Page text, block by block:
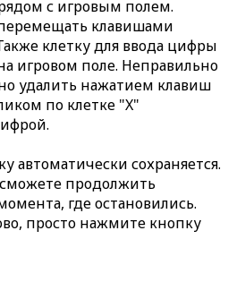
с игровым полем.
клавишами
клетку для ввода цифры
игровом поле. Неправильно
удалить нажатием клавиш
по клетке "X"
автоматически сохраняется.
продолжить
где остановились.
просто нажмите кнопку